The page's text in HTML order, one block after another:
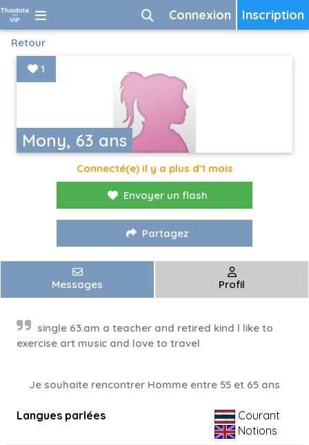
Inscription
Connexion
Retour
Mony, 63 ans
1
Connecté(e) il y a plus d'1 mois
Envoyer un flash
Partagez
Messages Profil
single 63.am a teacher and retired kind l like to
exercise art music and love to travel
Je souhaite rencontrer Homme entre 55 et 65 ans
Langues parlées
Courant
Notions